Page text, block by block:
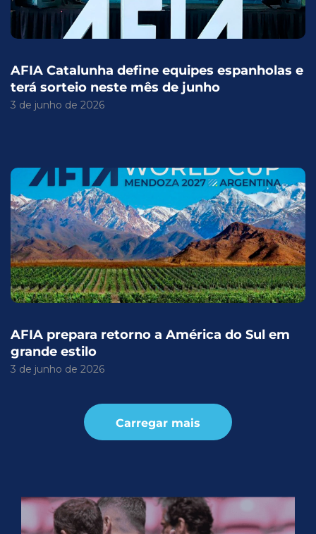
AFIA Catalunha define equipes espanholas e
terá sorteio neste mês de junho
3 de junho de 2026
AFIA prepara retorno a América do Sul em
grande estilo
3 de junho de 2026
Carregar mais